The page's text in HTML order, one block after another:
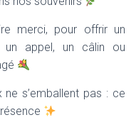
merci, pour offrir un
un appel, un câlin ou
s’emballent pas : ce